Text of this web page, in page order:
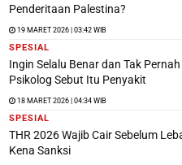
Penderitaan Palestina?
19 MARET 2026 | 03:42 WIB
SPESIAL
Ingin Selalu Benar dan Tak
Psikolog Sebut Itu Penyakit
18 MARET 2026 | 04:34 WIB
SPESIAL
THR 2026 Wajib Cair Sebelum
Kena Sanksi